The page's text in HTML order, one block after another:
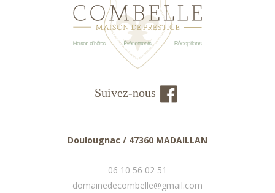
Suivez-nous
Doulougnac / 47360 MADAILLAN
06 10 56 02 51
domainedecombelle@gmail.com